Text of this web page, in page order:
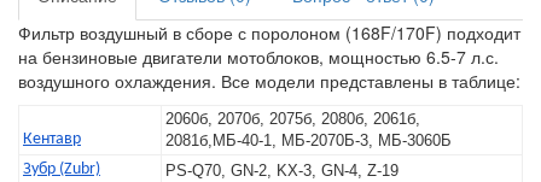
Фильтр воздушный в сборе с поролоном (168F/170F) подходит
на бензиновые двигатели мотоблоков, мощностью 6.5-7 л.с.
воздушного охлаждения. Все модели представлены в таблице:
Кентавр
2060б, 2070б, 2075б, 2080б, 2061б,
2081б,МБ-40-1, МБ-2070Б-3, МБ-3060Б
Зубр (Zubr)
PS-Q70, GN-2, KX-3, GN-4, Z-19